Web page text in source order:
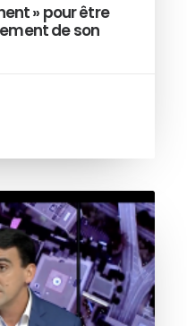
» pour être
de son